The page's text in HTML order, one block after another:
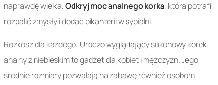
naprawdę wielka.Odkryj moc analnego korka, która potrafi
rozpalić zmysły i dodać pikanterii w sypialni.
Rozkosz dla każdego: Uroczo wyglądający silikonowy korek
analny z niebieskim to gadżet dla kobiet i mężczyzn. Jego
średnie rozmiary pozwalają na zabawę również osobom